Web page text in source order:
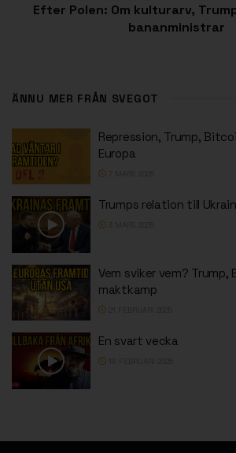
Efter Polen: Om kulturarv,
bananministrar
ÄNNU MER FRÅN SVEGOT
Repression, Trump,
Europa
Trumps relation till
Vem sviker vem?
maktkamp
En svart vecka